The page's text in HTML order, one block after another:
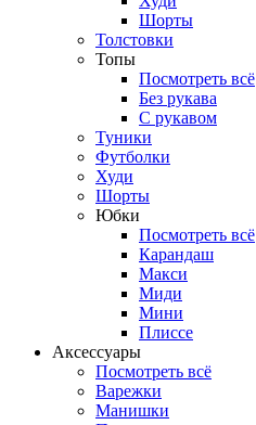
Шорты
Толстовки
Топы
Посмотреть всё
Без рукава
С рукавом
Туники
Футболки
Худи
Шорты
Юбки
Посмотреть всё
Карандаш
Макси
Миди
Мини
Плиссе
Аксессуары
Посмотреть всё
Варежки
Манишки